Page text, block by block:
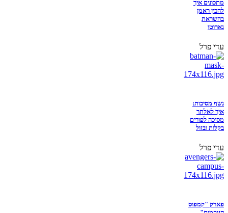
מתכונים איך
להכין ראמן
בהשראת
נארוטו
עדי פרל
נשף מסיכות:
איך לאלתר
מסיכה לפורים
בקלות ובזול
עדי פרל
פארק "קמפוס